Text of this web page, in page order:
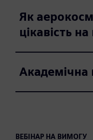
Як
цікавість
Академічна
ВЕБІНАР НА ВИМОГУ